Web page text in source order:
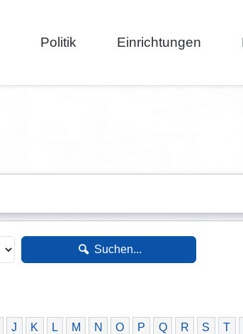
Politik Einrichtungen
Suchen...
J K L M N O P Q R S T